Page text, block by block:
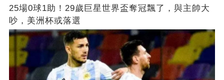
25場0球1助！29歲巨星世界盃奪冠飄了，與主帥大
吵，美洲杯或落選